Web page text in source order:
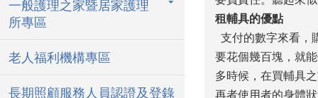
一般護理之家暨居家護理
所專區
老人福利機構專區
長期照顧服務人員認證及登錄
租輔具的優點
支付的數字來看，
要花個幾百塊，就
多時候，在買輔具
再者使用者的身體